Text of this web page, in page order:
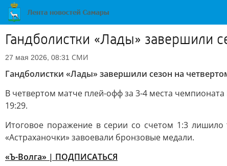
Гандболистки «Лады» завершили
27 мая 2026, 08:31 СМИ
Гандболистки «Лады» завершили сезон на
В четвертом матче плей-офф за 3-4 места
19:29.
Итоговое поражение в серии со счетом 1:3 лишило
«Астраханочки» завоевали бронзовые медали.
«Ъ-Волга» | ПОДПИСАТЬСЯ